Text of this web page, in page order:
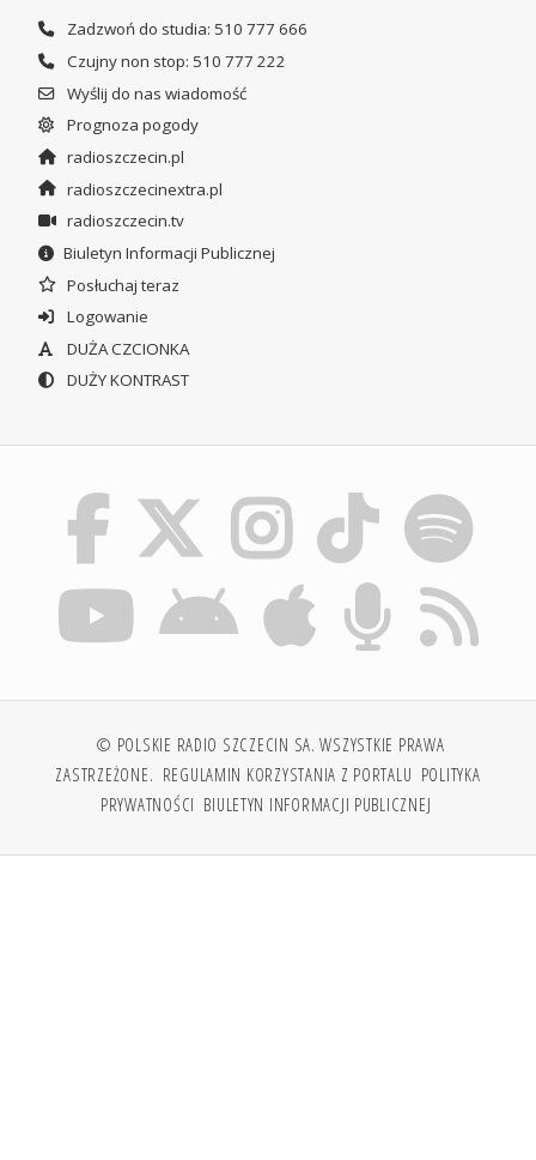
Zadzwoń do studia: 510 777 666
Czujny non stop: 510 777 222
Wyślij do nas wiadomość
Prognoza pogody
radioszczecin.pl
radioszczecinextra.pl
radioszczecin.tv
Biuletyn Informacji Publicznej
Posłuchaj teraz
Logowanie
DUŻA CZCIONKA
DUŻY KONTRAST
© POLSKIE RADIO SZCZECIN SA. WSZYSTKIE PRAWA
ZASTRZEŻONE. REGULAMIN KORZYSTANIA Z PORTALU POLITYKA
PRYWATNOŚCI BIULETYN INFORMACJI PUBLICZNEJ